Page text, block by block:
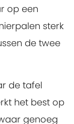
op een
sterk
de twee
de tafel
het best op
genoeg